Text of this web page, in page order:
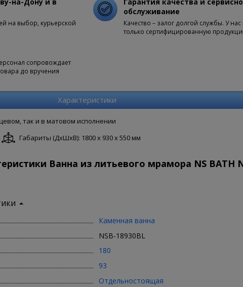
на выбор, курьерской
обслуживание
Качество – залог долгой службы. У нас
только сертифицированную
сопровождает
до вручения
Характеристики
так и в матовом исполнении
Габариты (ДxШxВ): 1800 x 930 x 550 мм
Ванна из литьевого мрамора NS BATH
Каменная ванна
NSB-18930BL
180
93
Отдельностоящая